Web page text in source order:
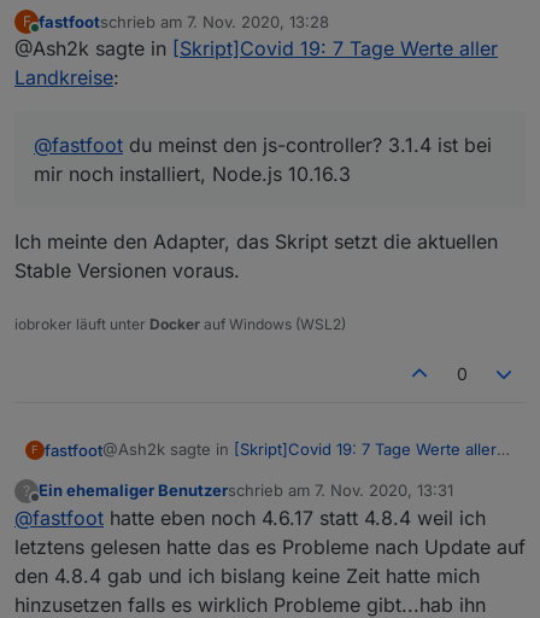
Node.js 10.16.3
F
Online
fastfootschrieb am 7. Nov. 2020, 13:28
zuletzt editiert von
@Ash2k sagte in [Skript]Covid 19: 7 Tage Werte aller
Landkreise:
@fastfoot du meinst den js-controller? 3.1.4 ist bei
mir noch installiert, Node.js 10.16.3
Ich meinte den Adapter, das Skript setzt die aktuellen
Stable Versionen voraus.
iobroker läuft unter Docker auf Windows (WSL2)
0
F fastfoot@Ash2k sagte in [Skript]Covid 19: 7 Tage Werte aller
@fastfootdu meinst den js-controller? 3.1.4 ist
bei mir noch installiert, Node.js 10.16.3
Ich meinte den Adapter, das Skript setzt die aktuellen
Stable Versionen voraus.
?
Offline
Ein ehemaliger Benutzerschrieb am 7. Nov. 2020, 13:31
zuletzt editiert von
@fastfoot hatte eben noch 4.6.17 statt 4.8.4 weil ich
letztens gelesen hatte das es Probleme nach Update auf
den 4.8.4 gab und ich bislang keine Zeit hatte mich
hinzusetzen falls es wirklich Probleme gibt...hab ihn